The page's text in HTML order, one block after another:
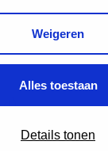
Weigeren
Alles toestaan
Details tonen